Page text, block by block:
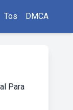
Tos DMCA
Para